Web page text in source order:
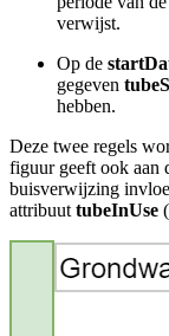
verwijst.
Op de
gegeven
hebben.
Deze twee regels
figuur geeft ook aan
buisverwijzing
attribuut tubeInUse